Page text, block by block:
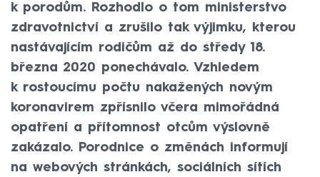
k porodům. Rozhodlo o tom ministerstvo
zdravotnictví a zrušilo tak výjimku, kterou
nastávajícím rodičům až do středy 18.
března 2020 ponechávalo. Vzhledem
k rostoucímu počtu nakažených novým
koronavirem zpřísnilo včera mimořádná
opatření a přítomnost otcům výslovně
zakázalo. Porodnice o změnách informují
na webových stránkách, sociálních sítích